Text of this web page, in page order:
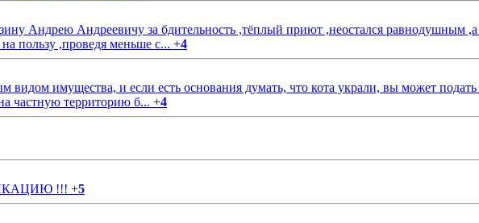
Андрею Андреевичу за бдительность ,тёплый приют ,неостался равнодушным
пользу ,проведя меньше с... +4
имущества, и если есть основания думать, что кота украли, вы может
частную территорию б... +4
!!! +5